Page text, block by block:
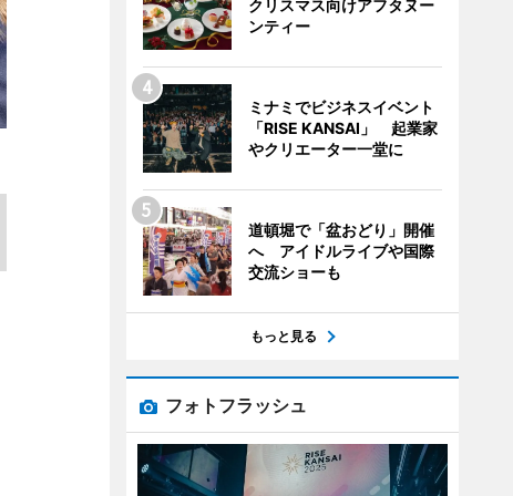
クリスマス向けアフタヌー
ンティー
ミナミでビジネスイベント
「RISE KANSAI」 起業家
やクリエーター一堂に
道頓堀で「盆おどり」開催
へ アイドルライブや国際
交流ショーも
もっと見る
フォトフラッシュ